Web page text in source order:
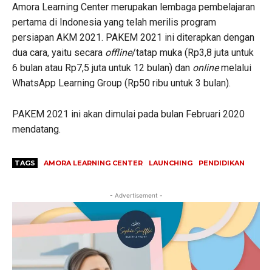
Amora Learning Center merupakan lembaga pembelajaran
pertama di Indonesia yang telah merilis program
persiapan AKM 2021. PAKEM 2021 ini diterapkan dengan
dua cara, yaitu secara offline/tatap muka (Rp3,8 juta untuk
6 bulan atau Rp7,5 juta untuk 12 bulan) dan onlinemelalui
WhatsApp Learning Group (Rp50 ribu untuk 3 bulan).
PAKEM 2021 ini akan dimulai pada bulan Februari 2020
mendatang.
TAGS AMORA LEARNING CENTER LAUNCHING PENDIDIKAN
- Advertisement -